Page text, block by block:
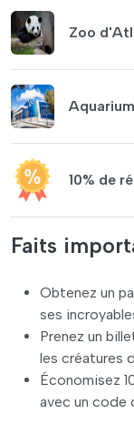
Zoo
10% de
Faits
Obtenez un
ses
Prenez un
les créatures
Économisez
avec un code